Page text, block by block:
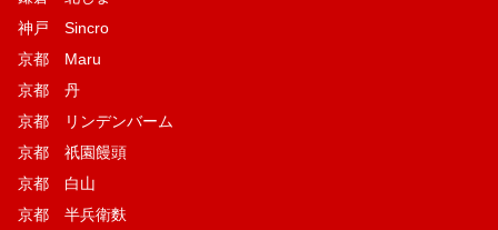
神戸 Sincro
京都 Maru
京都 丹
京都 リンデンバーム
京都 祇園饅頭
京都 白山
京都 半兵衛麩